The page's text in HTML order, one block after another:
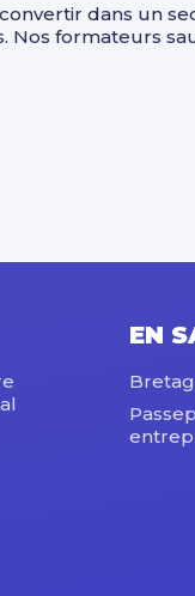
dans un
formateurs
EN